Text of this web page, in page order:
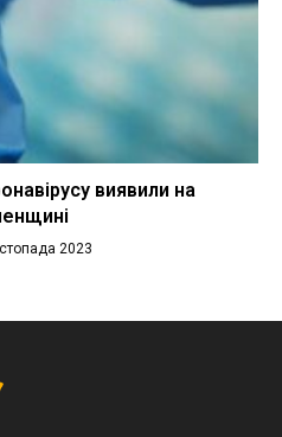
виявили на
2023